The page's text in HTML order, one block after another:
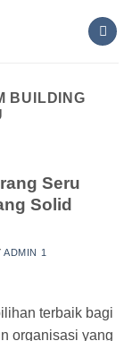
BUILDING
Seru
Solid
ADMIN 1
terbaik bagi
organisasi yang